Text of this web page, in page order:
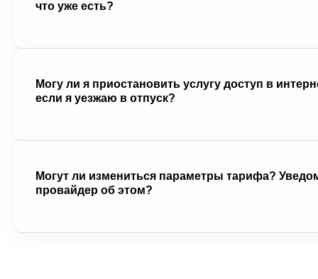
что уже есть?
подключении.
Могу ли я приостановить услугу доступ в
если я уезжаю в отпуск?
Могут ли измениться параметры тарифа?
провайдер об этом?
соответствии с договором.